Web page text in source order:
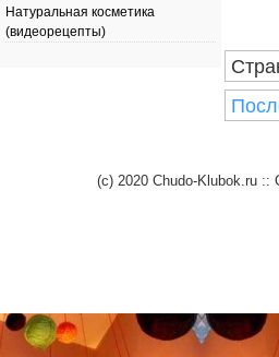
Натуральная косметика
(видеорецепты)
(c) 2020 Chudo-Klubok.ru